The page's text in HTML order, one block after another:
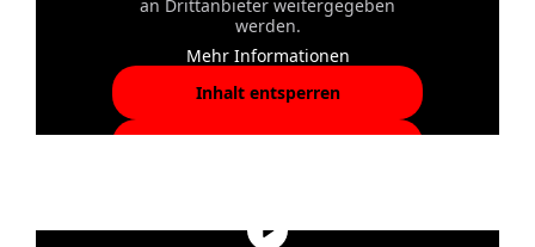
an Drittanbieter weitergegeben
werden.
Mehr Informationen
Inhalt entsperren